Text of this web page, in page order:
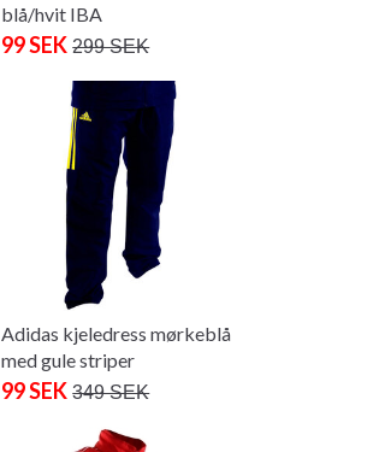
blå/hvit IBA
99 SEK 299 SEK
Adidas kjeledress mørkeblå
med gule striper
99 SEK 349 SEK